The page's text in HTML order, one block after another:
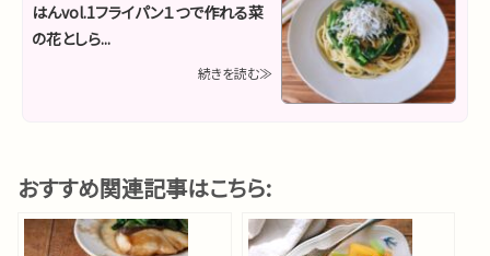
はんvol.1フライパン１つで作れる菜
の花としら...
続きを読む≫
おすすめ関連記事はこちら: